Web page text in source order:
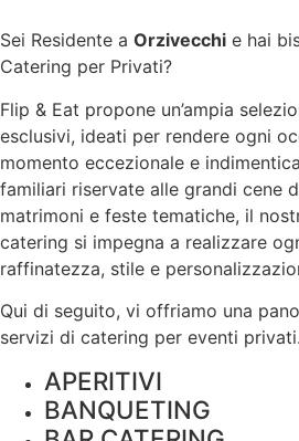
Sei Residente a Orzivecchi e hai
Catering per Privati?
Flip & Eat propone un’ampia
esclusivi, ideati per rendere ogni
momento eccezionale e
familiari riservate alle grandi cene
matrimoni e feste tematiche, il
catering si impegna a realizzare
raffinatezza, stile e
Qui di seguito, vi offriamo una
servizi di catering per eventi privati.
APERITIVI
BANQUETING